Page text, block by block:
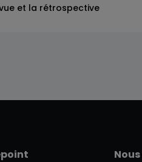
et la rétrospective